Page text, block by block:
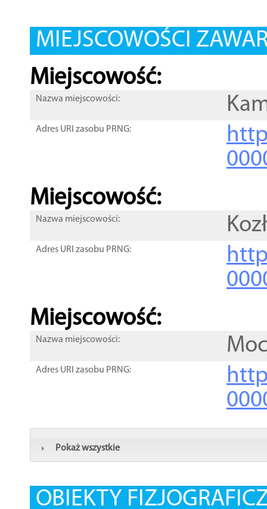
MIEJSCOWOŚCI
Miejscowość:
Nazwa miejscowości:
Adres URI zasobu PRNG:
Miejscowość:
Nazwa miejscowości:
Adres URI zasobu PRNG:
Miejscowość:
Nazwa miejscowości:
Adres URI zasobu PRNG:
Pokaż wszystkie
OBIEKTY